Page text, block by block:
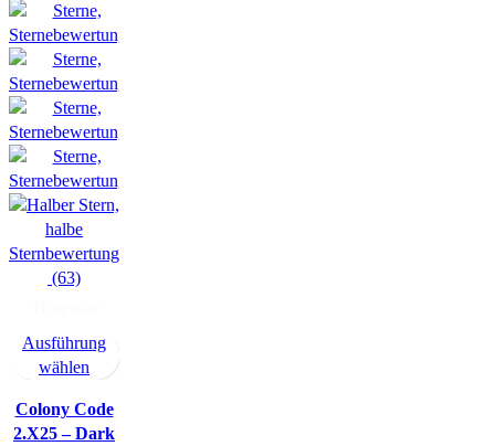
(63)
Ausführung
wählen
Colony Code
2.X25 – Dark